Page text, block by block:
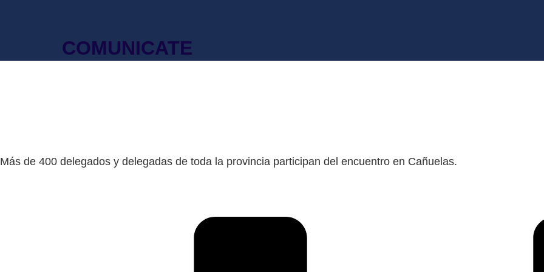
COMUNICATE
Más de 400 delegados y delegadas de toda la provincia participan del encuentro en Cañuelas.